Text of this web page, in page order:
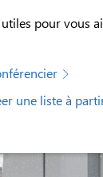
pour vous
une liste à